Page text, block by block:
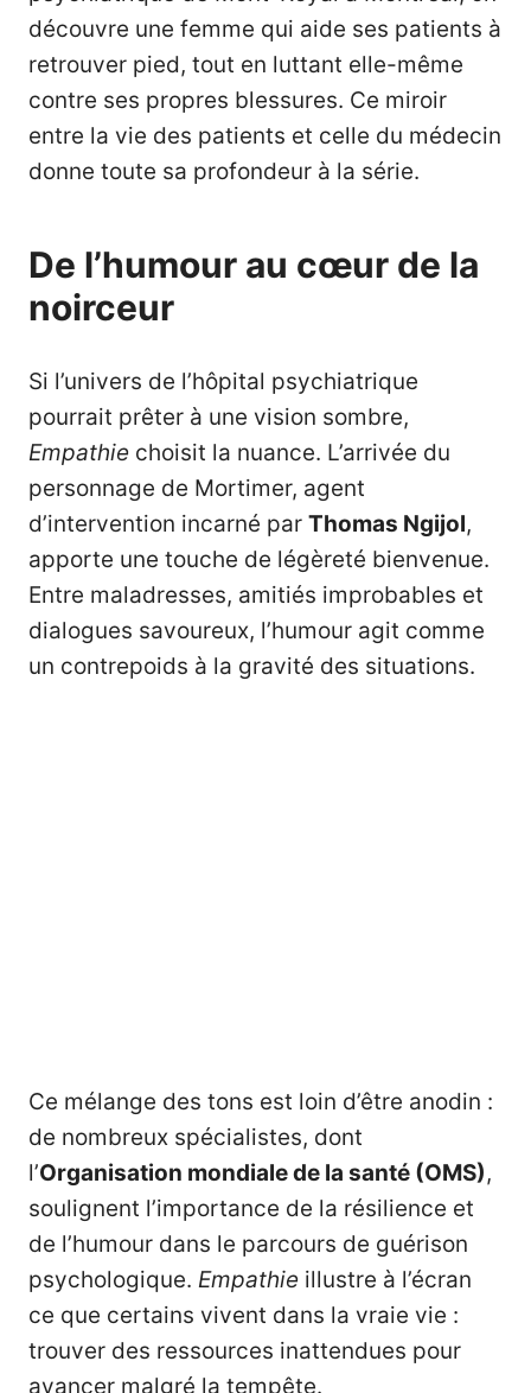
découvre une femme qui aide ses patients à
retrouver pied, tout en luttant elle-même
contre ses propres blessures. Ce miroir
entre la vie des patients et celle du médecin
donne toute sa profondeur à la série.
De l’humour au cœur de la
noirceur
Si l’univers de l’hôpital psychiatrique
pourrait prêter à une vision sombre,
Empathie choisit la nuance. L’arrivée du
personnage de Mortimer, agent
d’intervention incarné par Thomas Ngijol,
apporte une touche de légèreté bienvenue.
Entre maladresses, amitiés improbables et
dialogues savoureux, l’humour agit comme
un contrepoids à la gravité des situations.
Ce mélange des tons est loin d’être anodin :
de nombreux spécialistes, dont
l’Organisation mondiale de la santé (OMS),
soulignent l’importance de la résilience et
de l’humour dans le parcours de guérison
psychologique. Empathie illustre à l’écran
ce que certains vivent dans la vraie vie :
trouver des ressources inattendues pour
avancer malgré la tempête.